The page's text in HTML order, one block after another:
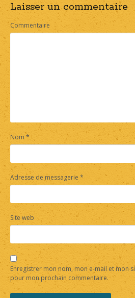
navigation
Laisser un commentaire
Commentaire
Nom *
Adresse de messagerie *
Site web
Enregistrer mon nom, mon e-mail et mon
pour mon prochain commentaire.